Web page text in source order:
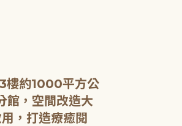
樓約1000平方公
館，空間改造大
，打造療癒閱